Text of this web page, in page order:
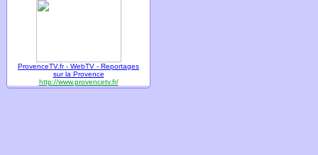
ProvenceTV.fr - WebTV - Reportages
sur la Provence
http://www.provencetv.fr/